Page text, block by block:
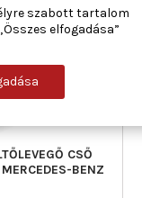
CSŐ
BENZ
szabott tartalom
elfogadása”